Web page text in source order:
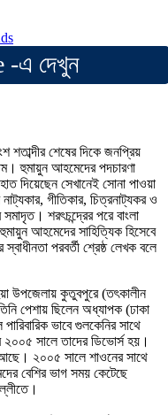
এ দেখুন
শেষের দিকে জনপ্রিয়
হুমায়ুন আহমেদের পদচারণা
দিয়েছেন সেখানেই সোনা পাওয়া
গীতিকার, চিত্রনাট্যকর ও
শরৎচন্দ্রের পরে বাংলা
আহমেদের সাহিত্যিক হিসেবে
পরবর্তী শ্রেষ্ঠ লেখক বলে
উপজেলায় কুতুবপুরে (তৎকালীন
পেশায় ছিলেন অধ্যাপক (ঢাকা
ভাবে গুলকেনির সাথে
সালে তাদের ডিভোর্স হয়।
২০০৫ সালে শাওনের সাথে
বেশির ভাগ সময় কেটেছে